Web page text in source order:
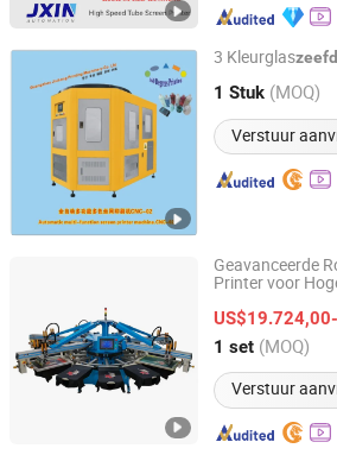
3 Kleurglas
1 Stuk (MOQ)
Verstuur
Guangzhou Jiuhong Intelligent
Guangdong, China
Geavanceerde
Printer voor
1 set (MOQ)
Verstuur
Zhongshan Tianqi Printing
Guangdong, China Sinds